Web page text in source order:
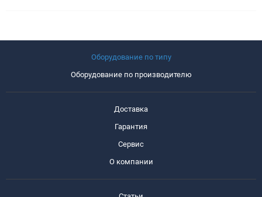
Оборудование по типу
Оборудование по производителю
Доставка
Гарантия
Сервис
О компании